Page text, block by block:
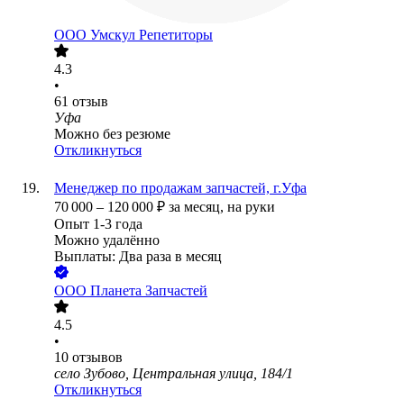
ООО Умскул Репетиторы
4.3
•
61 отзыв
Уфа
Можно без резюме
Откликнуться
Менеджер по продажам запчастей, г.Уфа
70 000 – 120 000 ₽ за месяц, на руки
Опыт 1-3 года
Можно удалённо
Выплаты: Два раза в месяц
ООО Планета Запчастей
4.5
•
10 отзывов
село Зубово, Центральная улица, 184/1
Откликнуться